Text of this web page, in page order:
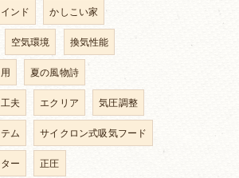
ンド かしこい家
空気環境 換気性能
夏の風物詩
夫 エクリア 気圧調整
ム サイクロン式吸気フード
ー 正圧